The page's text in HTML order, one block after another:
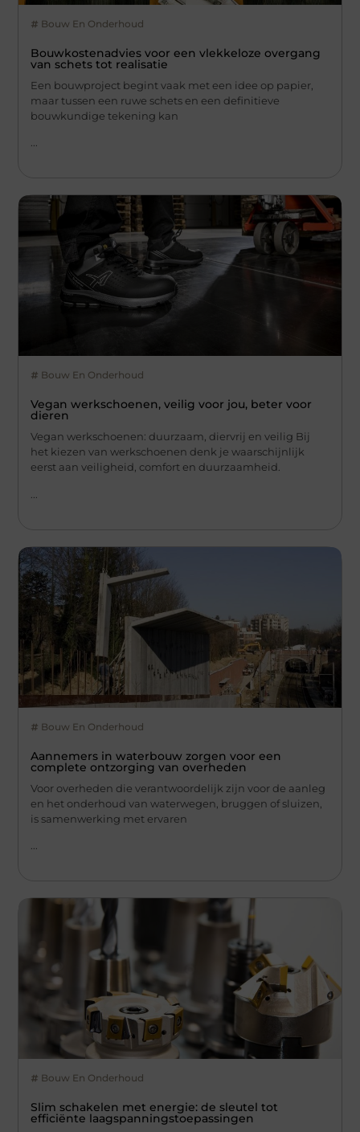
Bouw En Onderhoud
Bouwkostenadvies voor een vlekkeloze overgang
van schets tot realisatie
Een bouwproject begint vaak met een idee op papier,
maar tussen een ruwe schets en een definitieve
bouwkundige tekening kan
...
Bouw En Onderhoud
Vegan werkschoenen, veilig voor jou, beter voor
dieren
Vegan werkschoenen: duurzaam, diervrij en veilig Bij
het kiezen van werkschoenen denk je waarschijnlijk
eerst aan veiligheid, comfort en duurzaamheid.
Bouw En Onderhoud
Aannemers in waterbouw zorgen voor een
complete ontzorging van overheden
Voor overheden die verantwoordelijk zijn voor de aanleg
en het onderhoud van waterwegen, bruggen of sluizen,
is samenwerking met ervaren
Bouw En Onderhoud
Slim schakelen met energie: de sleutel tot
efficiënte laagspanningstoepassingen